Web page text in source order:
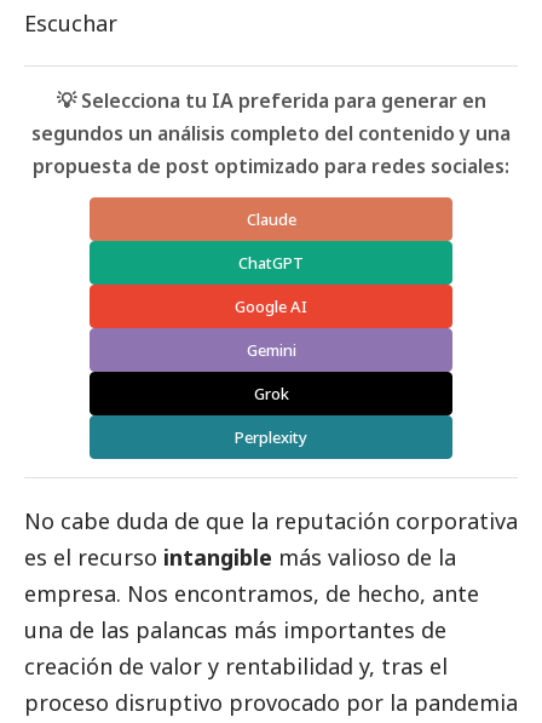
Escuchar
💡 Selecciona tu IA preferida para generar en
segundos un análisis completo del contenido y una
propuesta de post optimizado para redes sociales:
Claude
ChatGPT
Google AI
Gemini
Grok
Perplexity
No cabe duda de que la reputación corporativa
es el recurso intangible más valioso de la
empresa. Nos encontramos, de hecho, ante
una de las palancas más importantes de
creación de valor y rentabilidad y, tras el
proceso disruptivo provocado por la pandemia